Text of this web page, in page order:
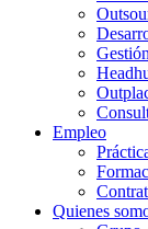
Empleo
Quienes